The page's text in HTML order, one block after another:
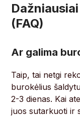
(FAQ)
Ar galima
Taip, tai netgi
burokėlius
2-3 dienas. Kai
juos sutarkuoti ir